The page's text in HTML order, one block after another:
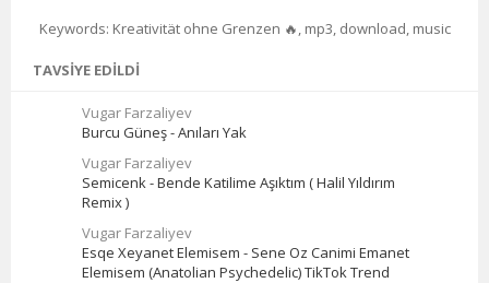
Keywords: Kreativität ohne Grenzen 🔥, mp3, download, music
TAVSIYE EDILDI
Vugar Farzaliyev
Burcu Güneş - Anıları Yak
Vugar Farzaliyev
Semicenk - Bende Katilime Aşıktım ( Halil Yıldırım
Remix )
Vugar Farzaliyev
Esqe Xeyanet Elemisem - Sene Oz Canimi Emanet
Elemisem (Anatolian Psychedelic) TikTok Trend